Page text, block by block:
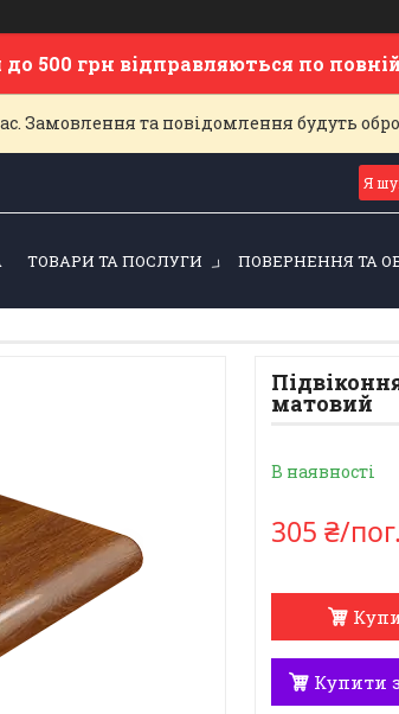
500 грн відправляються по
Замовлення та повідомлення будуть
ТОВАРИ ТА ПОСЛУГИ ПОВЕРНЕННЯ ТА
матовий
В наявності
305 ₴/
Купити з